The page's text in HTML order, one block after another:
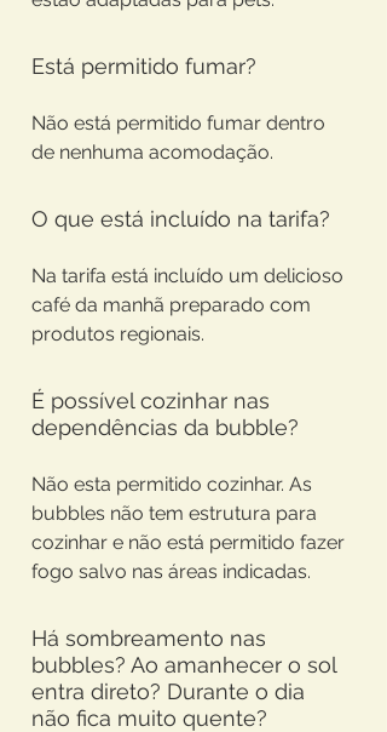
Está permitido fumar?
Não está permitido fumar dentro
de nenhuma acomodação.
O que está incluído na tarifa?
Na tarifa está incluído um delicioso
café da manhã preparado com
produtos regionais.
É possível cozinhar nas
dependências da bubble?
Não esta permitido cozinhar. As
bubbles não tem estrutura para
cozinhar e não está permitido fazer
fogo salvo nas áreas indicadas.
Há sombreamento nas
bubbles? Ao amanhecer o sol
entra direto? Durante o dia
não fica muito quente?